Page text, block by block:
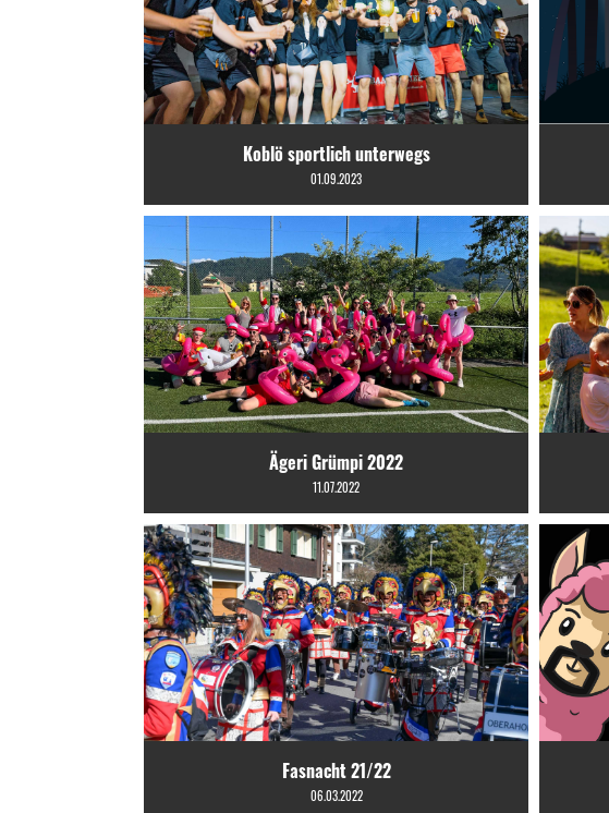
Koblö sportlich unterwegs
01.09.2023
Ägeri Grümpi 2022
11.07.2022
Fasnacht 21/22
06.03.2022